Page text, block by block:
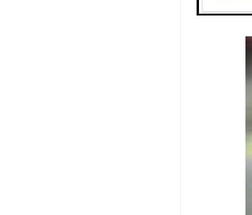
客因